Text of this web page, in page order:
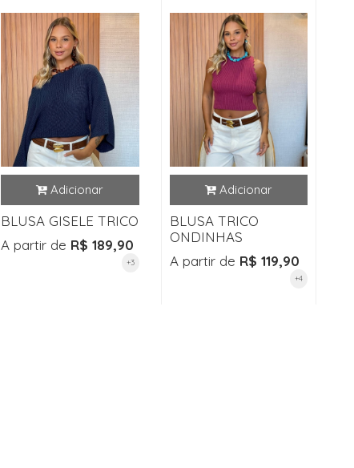
BLUSA GISELE TRICO
A partir de R$ 189,90
+3
BLUSA TRICO
ONDINHAS
A partir de R$ 119,90
+4